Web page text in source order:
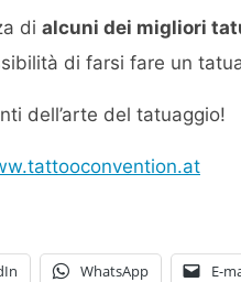
di alcuni dei migliori
di farsi fare un
dell’arte del tatuaggio!
WhatsApp E-